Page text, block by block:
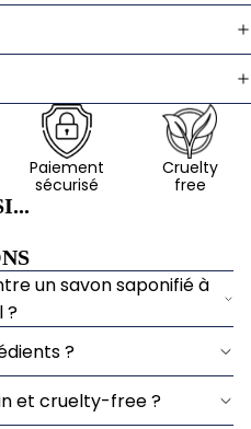
Paiement
sécurisé
Cruelty
free
un savon saponifié à
?
?
et cruelty-free ?